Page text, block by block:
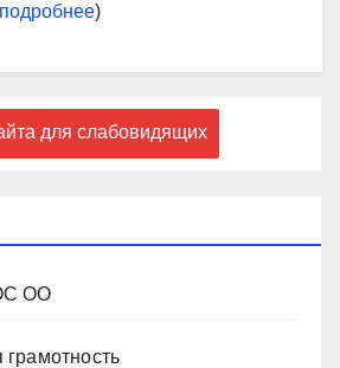
подробнее)
для слабовидящих
ОО